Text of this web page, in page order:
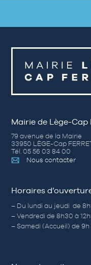
Mairie de Lège-Cap
79 avenue de la Mairie
33950 LÈGE-Cap
Tél. 05 56 03 84 00
Nous contacter
Horaires
– Du lundi au jeudi de
– Vendredi de 8h30 à
– Samedi (Accueil) de 9h